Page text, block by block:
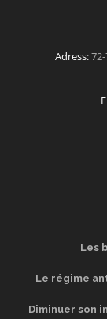
Adress:
Les
Le régime
Diminuer son